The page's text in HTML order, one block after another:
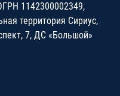
1142300002349,
территория Сириус,
7, ДС «Большой»